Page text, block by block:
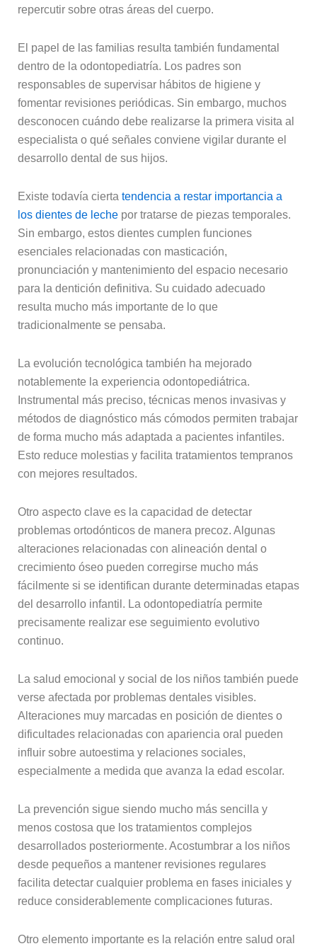
repercutir sobre otras áreas del cuerpo.
El papel de las familias resulta también fundamental
dentro de la odontopediatría. Los padres son
responsables de supervisar hábitos de higiene y
fomentar revisiones periódicas. Sin embargo, muchos
desconocen cuándo debe realizarse la primera visita al
especialista o qué señales conviene vigilar durante el
desarrollo dental de sus hijos.
Existe todavía cierta tendencia a restar importancia a
los dientes de leche por tratarse de piezas temporales.
Sin embargo, estos dientes cumplen funciones
esenciales relacionadas con masticación,
pronunciación y mantenimiento del espacio necesario
para la dentición definitiva. Su cuidado adecuado
resulta mucho más importante de lo que
tradicionalmente se pensaba.
La evolución tecnológica también ha mejorado
notablemente la experiencia odontopediátrica.
Instrumental más preciso, técnicas menos invasivas y
métodos de diagnóstico más cómodos permiten trabajar
de forma mucho más adaptada a pacientes infantiles.
Esto reduce molestias y facilita tratamientos tempranos
con mejores resultados.
Otro aspecto clave es la capacidad de detectar
problemas ortodónticos de manera precoz. Algunas
alteraciones relacionadas con alineación dental o
crecimiento óseo pueden corregirse mucho más
fácilmente si se identifican durante determinadas etapas
del desarrollo infantil. La odontopediatría permite
precisamente realizar ese seguimiento evolutivo
continuo.
La salud emocional y social de los niños también puede
verse afectada por problemas dentales visibles.
Alteraciones muy marcadas en posición de dientes o
dificultades relacionadas con apariencia oral pueden
influir sobre autoestima y relaciones sociales,
especialmente a medida que avanza la edad escolar.
La prevención sigue siendo mucho más sencilla y
menos costosa que los tratamientos complejos
desarrollados posteriormente. Acostumbrar a los niños
desde pequeños a mantener revisiones regulares
facilita detectar cualquier problema en fases iniciales y
reduce considerablemente complicaciones futuras.
Otro elemento importante es la relación entre salud oral